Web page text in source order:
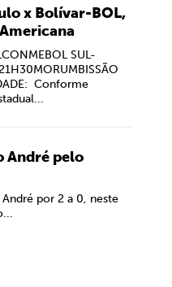
x Bolívar-BOL,
SUL-
Conforme
André pelo
por 2 a 0, neste